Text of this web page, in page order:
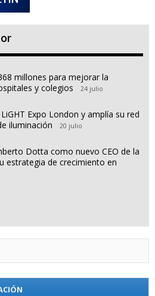
millones para mejorar la
y colegios
24 julio
Expo London y amplía su red
iluminación
20 julio
Dotta como nuevo CEO de la
estrategia de crecimiento en